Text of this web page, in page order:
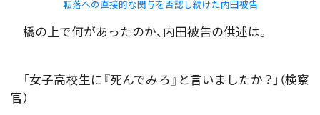
転落への直接的な関与を否認し続けた内田被告
橋の上で何があったのか、内田被告の供述は。
「女子高校生に『死んでみろ』と言いましたか？」（検察
官）